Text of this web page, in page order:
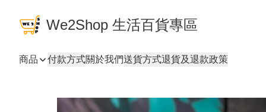
We2Shop 生活百貨專區
商品 付款方式關於我們送貨方式退貨及退款政策